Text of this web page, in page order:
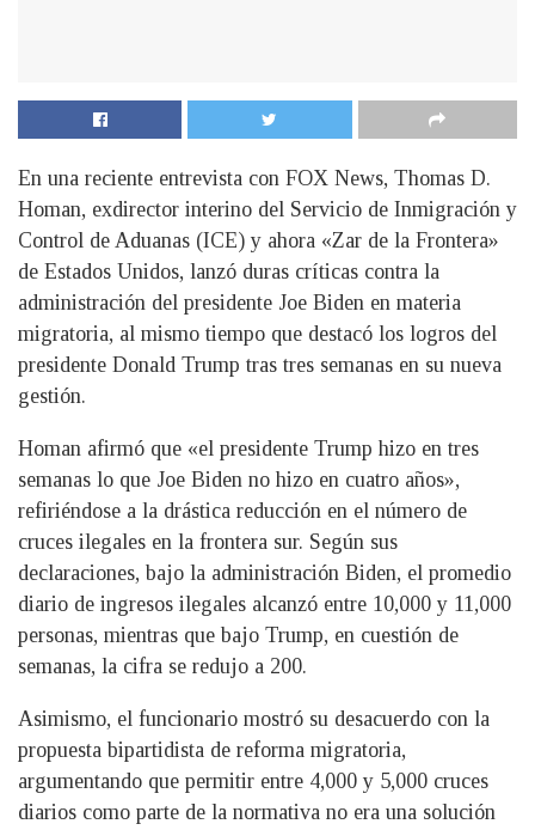
En una reciente entrevista con FOX News, Thomas D.
Homan, exdirector interino del Servicio de Inmigración y
Control de Aduanas (ICE) y ahora «Zar de la Frontera»
de Estados Unidos, lanzó duras críticas contra la
administración del presidente Joe Biden en materia
migratoria, al mismo tiempo que destacó los logros del
presidente Donald Trump tras tres semanas en su nueva
gestión.
Homan afirmó que «el presidente Trump hizo en tres
semanas lo que Joe Biden no hizo en cuatro años»,
refiriéndose a la drástica reducción en el número de
cruces ilegales en la frontera sur. Según sus
declaraciones, bajo la administración Biden, el promedio
diario de ingresos ilegales alcanzó entre 10,000 y 11,000
personas, mientras que bajo Trump, en cuestión de
semanas, la cifra se redujo a 200.
Asimismo, el funcionario mostró su desacuerdo con la
propuesta bipartidista de reforma migratoria,
argumentando que permitir entre 4,000 y 5,000 cruces
diarios como parte de la normativa no era una solución